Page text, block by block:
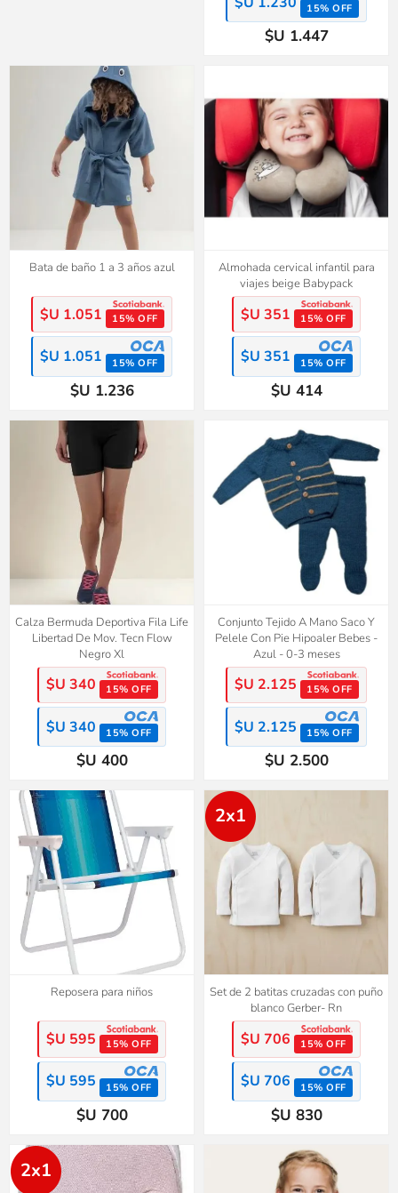
15% OFF
$U 1.447
Bata de baño 1 a 3 años azul
$U 1.051 15% OFF
$U 1.051 15% OFF
$U 1.236
Almohada cervical infantil para
viajes beige Babypack
$U 351 15% OFF
$U 351 15% OFF
$U 414
Calza Bermuda Deportiva Fila Life
Libertad De Mov. Tecn Flow
Negro Xl
$U 340 15% OFF
$U 340 15% OFF
$U 400
Conjunto Tejido A Mano Saco Y
Pelele Con Pie Hipoaler Bebes -
Azul - 0-3 meses
$U 2.125 15% OFF
$U 2.125 15% OFF
$U 2.500
Reposera para niños
$U 595 15% OFF
$U 595 15% OFF
$U 700
2x1
Set de 2 batitas cruzadas con puño
blanco Gerber- Rn
$U 706 15% OFF
$U 706 15% OFF
$U 830
2x1